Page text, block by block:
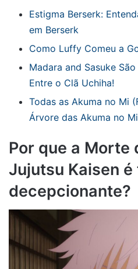
Estigma Berserk:
em Berserk
Como Luffy Comeu a
Madara and Sasuke
Entre o Clã Uchiha!
Todas as Akuma no Mi
Árvore das Akuma no
Por que a Morte
Jujutsu Kaisen é
decepcionante?